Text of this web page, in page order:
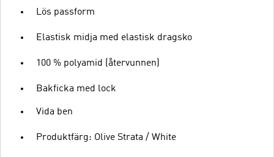
Lös passform
Elastisk midja med elastisk dragsko
100 % polyamid (återvunnen)
Bakficka med lock
Vida ben
Produktfärg: Olive Strata / White